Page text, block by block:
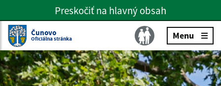
Preskočiť na hlavné menu
Preskočiť na hlavný obsah
Slovenčina
Čunovo
Oficiálna stránka Menu